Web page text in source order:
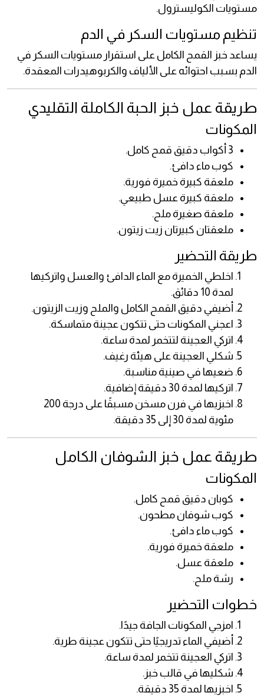
مستويات الكوليسترول.
تنظيم مستويات السكر في الدم
يساعد خبز القمح الكامل على استقرار مستويات السكر في
الدم بسبب احتوائه على الألياف والكربوهيدرات المعقدة.
طريقة عمل خبز الحبة الكاملة التقليدي
المكونات
3 أكواب دقيق قمح كامل.
كوب ماء دافئ.
ملعقة كبيرة خميرة فورية.
ملعقة كبيرة عسل طبيعي.
ملعقة صغيرة ملح.
ملعقتان كبيرتان زيت زيتون.
طريقة التحضير
اخلطي الخميرة مع الماء الدافئ والعسل واتركيها
لمدة 10 دقائق.
أضيفي دقيق القمح الكامل والملح وزيت الزيتون.
اعجني المكونات حتى تتكون عجينة متماسكة.
اتركي العجينة لتتخمر لمدة ساعة.
شكلي العجينة على هيئة رغيف.
ضعيها في صينية مناسبة.
اتركيها لمدة 30 دقيقة إضافية.
اخبزيها في فرن مسخن مسبقًا على درجة 200
مئوية لمدة 30 إلى 35 دقيقة.
طريقة عمل خبز الشوفان الكامل
المكونات
كوبان دقيق قمح كامل.
كوب شوفان مطحون.
كوب ماء دافئ.
ملعقة خميرة فورية.
ملعقة عسل.
رشة ملح.
خطوات التحضير
امزجي المكونات الجافة جيدًا.
أضيفي الماء تدريجيًا حتى تتكون عجينة طرية.
اتركي العجينة تتخمر لمدة ساعة.
شكليها في قالب خبز.
اخبزيها لمدة 35 دقيقة.